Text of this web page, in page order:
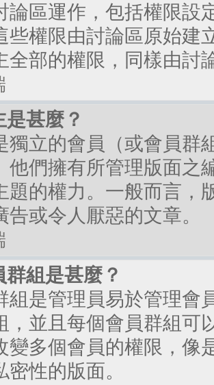
論區運作，包括權限設
些權限由討論區原始建
全部的權限，同樣由討
是甚麼？
獨立的會員（或會員群
他們擁有所管理版面之
題的權力。一般而言，
告或令人厭惡的文章。
群組是甚麼？
組是管理員易於管理會
，並且每個會員群組可
變多個會員的權限，像
密性的版面。